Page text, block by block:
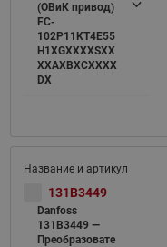
(ОВиК привод)
FC-
102P11KT4E55
H1XGXXXXSXX
XXAXBXCXXXX
DX
131B3449
Danfoss
131B3449 —
Преобразовате